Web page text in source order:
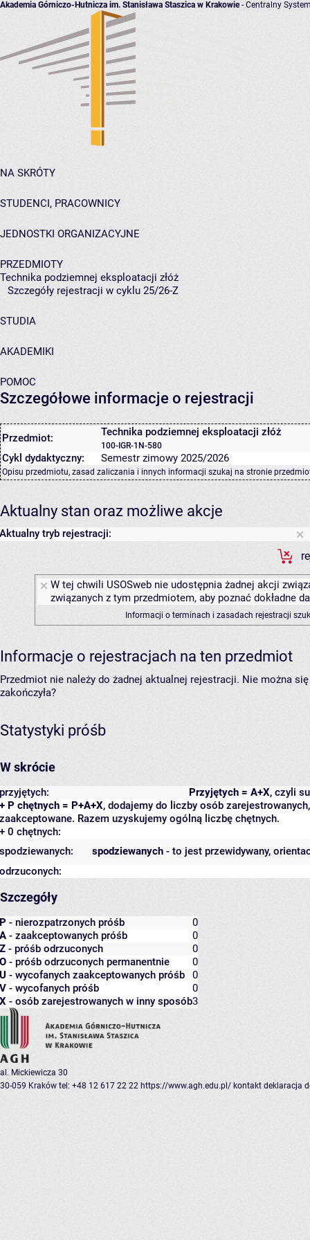
Akademia Górniczo-Hutnicza im. Stanisława Staszica w Krakowie- Centralny
NA SKRÓTY
STUDENCI, PRACOWNICY
JEDNOSTKI ORGANIZACYJNE
PRZEDMIOTY
Technika podziemnej eksploatacji złóż
Szczegóły rejestracji w cyklu 25/26-Z
STUDIA
AKADEMIKI
POMOC
Szczegółowe informacje o rejestracji
Przedmiot: Technika podziemnej eksploatacji złóż
100-IGR-1N-580
Cykl dydaktyczny: Semestr zimowy 2025/2026
Opisu przedmiotu, zasad zaliczania i innych informacji szukaj na stronie
Aktualny stan oraz możliwe akcje
Aktualny tryb rejestracji:
W tej chwili USOSweb nie udostępnia żadnej akcji
związanych z tym przedmiotem, aby poznać dokładne
Informacji o terminach i zasadach rejestracji
Informacje o rejestracjach na ten przedmiot
Przedmiot nie należy do żadnej aktualnej rejestracji. Nie można
zakończyła?
Statystyki próśb
W skrócie
Przyjętych = A+X, czyli
przyjętych:
+ P chętnych = P+A+X, dodajemy do liczby osób
zaakceptowane. Razem uzyskujemy ogólną liczbę chętnych.
+ 0 chętnych:
spodziewanych - to jest przewidywany,
spodziewanych:
odrzuconych:
Szczegóły
P - nierozpatrzonych próśb
0
A - zaakceptowanych próśb
0
Z - próśb odrzuconych
0
O - próśb odrzuconych permanentnie
0
U - wycofanych zaakceptowanych próśb
0
V - wycofanych próśb
0
X - osób zarejestrowanych w inny sposób3
al. Mickiewicza 30
30-059 Kraków tel: +48 12 617 22 22 https://www.agh.edu.pl/ kontakt deklaracja